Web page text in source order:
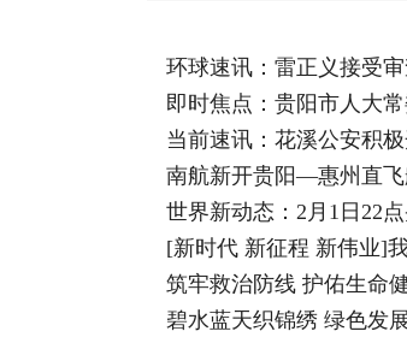
环球速讯：雷正义接受
即时焦点：贵阳市人大
当前速讯：花溪公安积
南航新开贵阳—惠州直
世界新动态：2月1日22
[新时代 新征程 新伟业]
筑牢救治防线 护佑生命
碧水蓝天织锦绣 绿色发